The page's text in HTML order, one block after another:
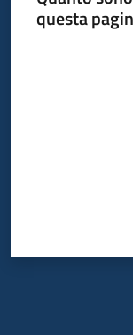
locali
questa